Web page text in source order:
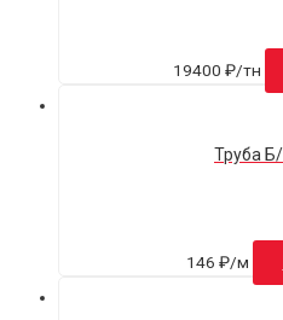
19400 ₽/тн
Труба
146 ₽/м